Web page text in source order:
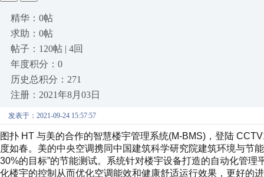
精华：0帖
求助：0帖
帖子：120帖 | 4回
年度积分：0
历史总积分：271
注册：2021年8月03日
发表于：2021-09-24 15:57:57
图扑 HT 与美的合作的智慧楼宇管理系统(M-BMS)，登陆
度如春。美的中央空调携同中国建筑科学研究院建筑环境与节
30%的目标”的节能测试。系统针对楼宇设备打造的自动化管
化楼宇的控制从而优化空调能效和健康舒适运行效果，更好的